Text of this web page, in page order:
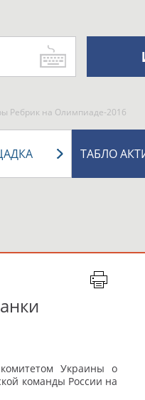
Ребрик на Олимпиаде-2016
ТАБЛО
Украины о
команды России на